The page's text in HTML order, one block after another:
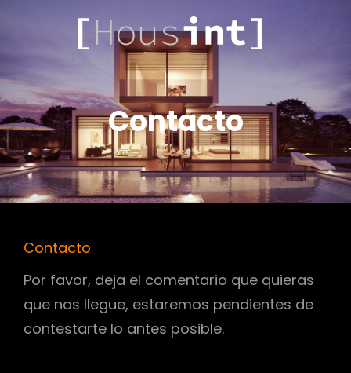
Contacto
Contacto
Por favor, deja el comentario que quieras
que nos llegue, estaremos pendientes de
contestarte lo antes posible.